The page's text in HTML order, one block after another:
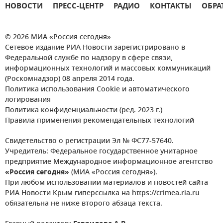
НОВОСТИ ПРЕСС-ЦЕНТР РАДИО КОНТАКТЫ
© 2026 МИА «Россия сегодня»
Сетевое издание РИА Новости зарегистрировано в
Федеральной службе по надзору в сфере связи,
информационных технологий и массовых коммуникаций
(Роскомнадзор) 08 апреля 2014 года.
Политика использования Cookie и автоматического
логирования
Политика конфиденциальности (ред. 2023 г.)
Правила применения рекомендательных технологий
Свидетельство о регистрации Эл № ФС77-57640.
Учредитель: Федеральное государственное унитарное
предприятие Международное информационное агентство
«Россия сегодня» (МИА «Россия сегодня»).
При любом использовании материалов и новостей сайта
РИА Новости Крым гиперссылка на https://crimea.ria.ru
обязательна не ниже второго абзаца текста.